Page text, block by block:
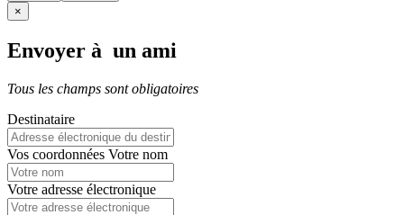
×
Envoyer à un ami
Tous les champs sont obligatoires
Destinataire
Vos coordonnées Votre nom
Votre adresse électronique